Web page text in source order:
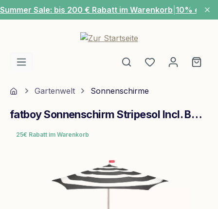
Zum Hauptinhalt springen
Summer Sale: bis 200 € Rabatt im Warenkorb 10% extra
Du hast 0
HomeGartenwelt Sonnenschirme
fatboy Sonnenschirm Stripesol Incl. Base Anthrazit
25€ Rabatt im Warenkorb